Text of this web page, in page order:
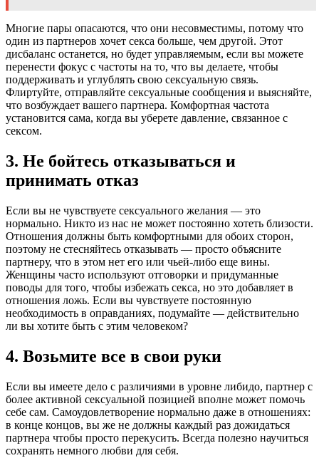
Многие пары опасаются, что они несовместимы, потому что
один из партнеров хочет секса больше, чем другой. Этот
дисбаланс останется, но будет управляемым, если вы можете
перенести фокус с частоты на то, что вы делаете, чтобы
поддерживать и углублять свою сексуальную связь.
Флиртуйте, отправляйте сексуальные сообщения и выясняйте,
что возбуждает вашего партнера. Комфортная частота
установится сама, когда вы уберете давление, связанное с
сексом.
3. Не бойтесь отказываться и
принимать отказ
Если вы не чувствуете сексуального желания — это
нормально. Никто из нас не может постоянно хотеть близости.
Отношения должны быть комфортными для обоих сторон,
поэтому не стесняйтесь отказывать — просто объясните
партнеру, что в этом нет его или чьей-либо еще вины.
Женщины часто используют отговорки и придуманные
поводы для того, чтобы избежать секса, но это добавляет в
отношения ложь. Если вы чувствуете постоянную
необходимость в оправданиях, подумайте — действительно
ли вы хотите быть с этим человеком?
4. Возьмите все в свои руки
Если вы имеете дело с различиями в уровне либидо, партнер с
более активной сексуальной позицией вполне может помочь
себе сам. Самоудовлетворение нормально даже в отношениях:
в конце концов, вы же не должны каждый раз дожидаться
партнера чтобы просто перекусить. Всегда полезно научиться
сохранять немного любви для себя.